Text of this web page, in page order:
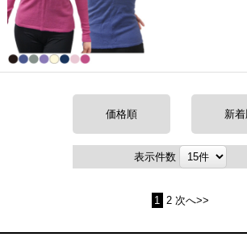
価格順 新
表示件数
1 2 次へ>>